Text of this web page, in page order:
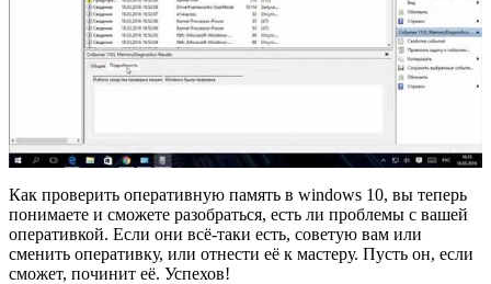
Как проверить оперативную память в windows 10, вы теперь
понимаете и сможете разобраться, есть ли проблемы с вашей
оперативкой. Если они всё-таки есть, советую вам или
сменить оперативку, или отнести её к мастеру. Пусть он, если
сможет, починит её. Успехов!